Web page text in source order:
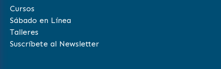
Cursos
Sábado en Línea
Talleres
Suscríbete al Newsletter